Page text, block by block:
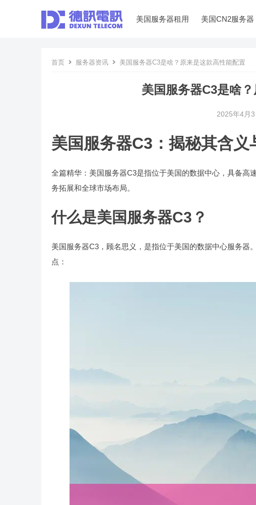
美国服务器租用 美国CN2服务器
首页 服务器资讯 美国服务器C3是啥？原来是这款高性能配置
美国服务器C3是啥
2025年4月
美国服务器C3：揭秘其含义
全篇精华：美国服务器C3是指位于美国的数据中心，具备
务拓展和全球市场布局。
什么是美国服务器C3？
美国服务器C3，顾名思义，是指位于美国的数据中心服务
点：